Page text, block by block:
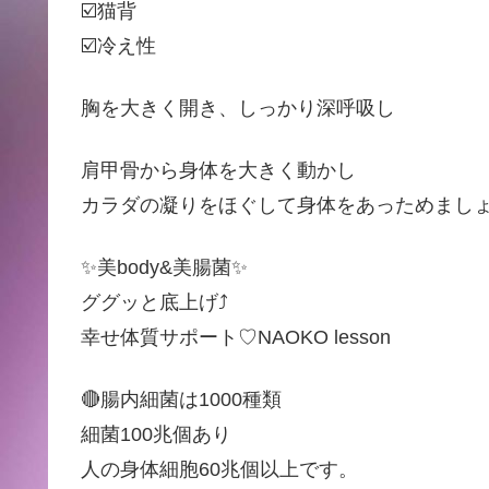
☑️猫背
☑️冷え性
胸を大きく開き、しっかり深呼吸し
肩甲骨から身体を大きく動かし
カラダの凝りをほぐして身体をあっためまし
✨美body&美腸菌✨
ググッと底上げ⤴︎
幸せ体質サポート♡NAOKO lesson
🔴腸内細菌は1000種類
細菌100兆個あり
人の身体細胞60兆個以上です。